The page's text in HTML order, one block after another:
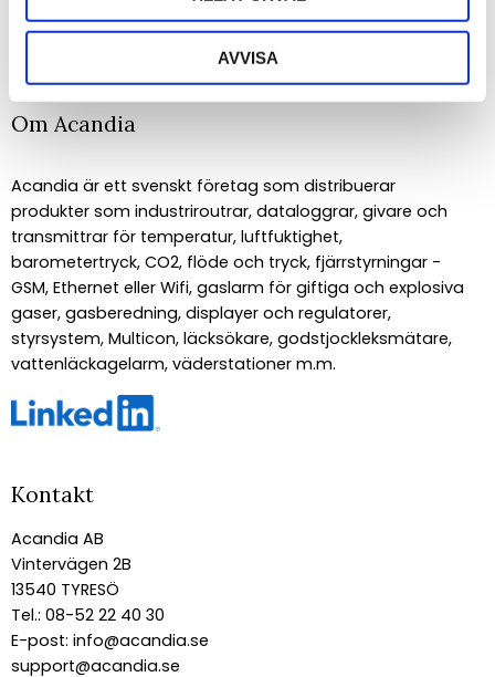
AVVISA
Dina personuppgifter behandlas i enlighet med vårintegritetspolicy.
Om Acandia
Acandia är ett svenskt företag som distribuerar
produkter som industriroutrar, dataloggrar, givare och
transmittrar för temperatur, luftfuktighet,
barometertryck, CO2, flöde och tryck, fjärrstyrningar -
GSM, Ethernet eller Wifi, gaslarm för giftiga och explosiva
gaser, gasberedning, displayer och regulatorer,
styrsystem, Multicon, läcksökare, godstjockleksmätare,
vattenläckagelarm, väderstationer m.m.
Kontakt
Acandia AB
Vintervägen 2B
13540 TYRESÖ
Tel.: 08-52 22 40 30
E-post: info@acandia.se
support@acandia.se